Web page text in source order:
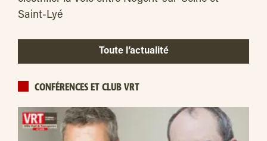
Saint-Lyé
Toute l’actualité
CONFÉRENCES ET CLUB VRT